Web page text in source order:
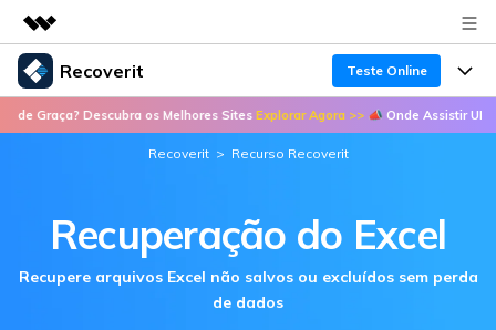
Produtos em destaque
Criatividade digital com IA generativa
Negócios
Sala de imprensa
Recoverit Teste Online
Produtos
Uma ferramenta líder de recuperação de dados
para Windows
Teste Grátis
Recuperar arquivos de mídia
Recuperar arquivos de documentos
Soluções
Soluções de arquivos
os Melhores SitesExplorar Agora >> 📣 Onde Assistir UFC de Graça?
Recoverit> Recurso Recoverit
Recuperação do Excel
Recupere arquivos Excel não salvos ou excluídos sem perda
de dados